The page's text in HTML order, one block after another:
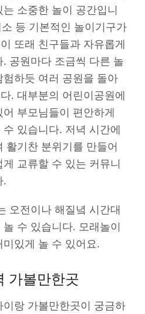
소중한 놀이 공간입니
등 기본적인 놀이기구가
또래 친구들과 자유롭게
공원마다 조금씩 다른 놀
하듯 여러 공원을 돌아
. 대부분의 어린이공원에
부모님들이 편안하게
있습니다. 저녁 시간에
활기찬 분위기를 만들어
교류할 수 있는 커뮤니
.
오전이나 해질녘 시간대
수 있습니다. 모래놀이
있게 놀 수 있어요.
가볼만한곳
랑 가볼만한곳이 궁금하